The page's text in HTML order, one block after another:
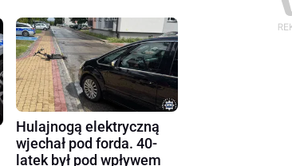
Hulajnogą elektryczną
wjechał pod forda. 40-
latek był pod wpływem